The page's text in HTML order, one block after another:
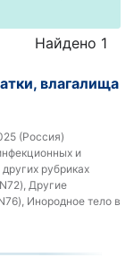
Найдено 1
влагалища
(Россия)
и
рубриках
Другие
Инородное тело в